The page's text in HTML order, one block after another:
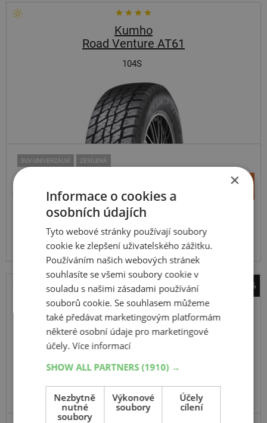
Kumho
Road Venture AT61
104S
SUV-UNIVERZÁLNÍ ZESÍLENÁ
4 230 Kč Koupit
Expedujeme do 5 dnů
Na prodejně v Opavě do 5 dnů.
Centrální sklad 12 ks.
-42%
Bridgestone
Duravis Van Winter
109H
C,Enliten
×
Informace o cookies a
osobních údajích
Tyto webové stránky používají soubory
cookie ke zlepšení uživatelského zážitku.
Používáním našich webových stránek
souhlasíte se všemi soubory cookie v
souladu s našimi zásadami používání
souborů cookie. Se souhlasem můžeme
také předávat marketingovým platformám
některé osobní údaje pro marketingové
účely.Více informací
SHOW ALL PARTNERS(1910) →
Nezbytně
nutné
soubory
Výkonové
soubory
Účely
cílení